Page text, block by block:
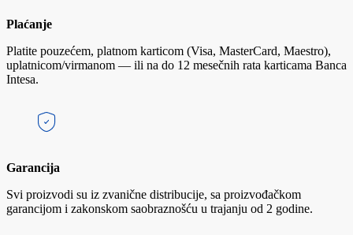
Plaćanje
Platite pouzećem, platnom karticom (Visa, MasterCard, Maestro),
uplatnicom/virmanom — ili na do 12 mesečnih rata karticama Banca
Intesa.
Garancija
Svi proizvodi su iz zvanične distribucije, sa proizvođačkom
garancijom i zakonskom saobraznošću u trajanju od 2 godine.